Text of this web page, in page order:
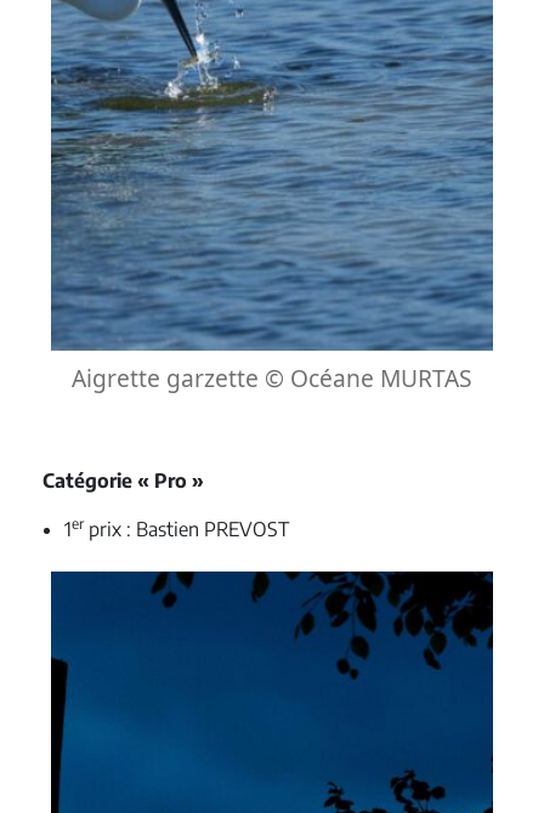
Aigrette garzette © Océane MURTAS
Catégorie « Pro »
1erprix : Bastien PREVOST